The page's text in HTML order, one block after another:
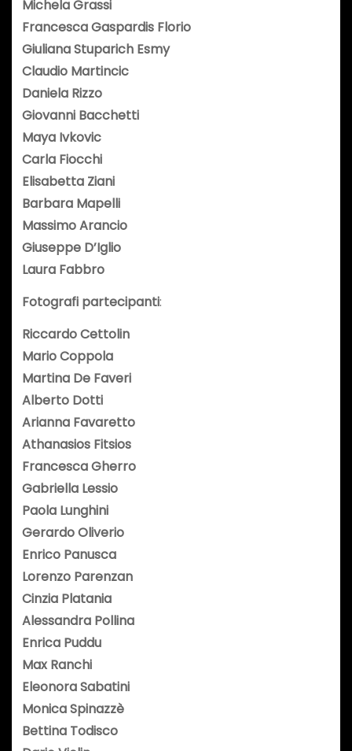
Michela Grassi
Francesca Gaspardis Florio
Giuliana Stuparich Esmy
Claudio Martincic
Daniela Rizzo
Giovanni Bacchetti
Maya Ivkovic
Carla Fiocchi
Elisabetta Ziani
Barbara Mapelli
Massimo Arancio
Giuseppe D’Iglio
Laura Fabbro
Fotografi partecipanti:
Riccardo Cettolin
Mario Coppola
Martina De Faveri
Alberto Dotti
Arianna Favaretto
Athanasios Fitsios
Francesca Gherro
Gabriella Lessio
Paola Lunghini
Gerardo Oliverio
Enrico Panusca
Lorenzo Parenzan
Cinzia Platania
Alessandra Pollina
Enrica Puddu
Max Ranchi
Eleonora Sabatini
Monica Spinazzè
Bettina Todisco